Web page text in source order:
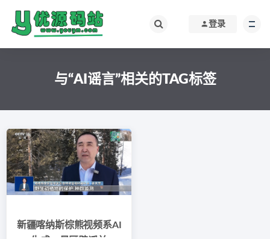
登录
与“AI谣言”相关的TAG标签
新疆喀纳斯棕熊视频系AI